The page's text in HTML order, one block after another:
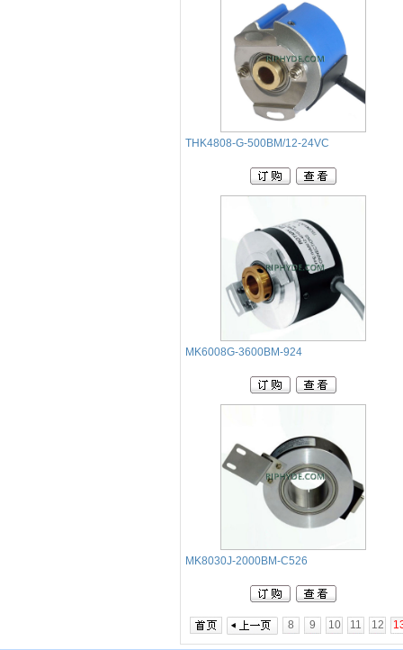
THK4808-G-500BM/12-24VC
‭MK6008G-3600BM-924
MK8030J-2000BM-C526
8 9 10 11 12